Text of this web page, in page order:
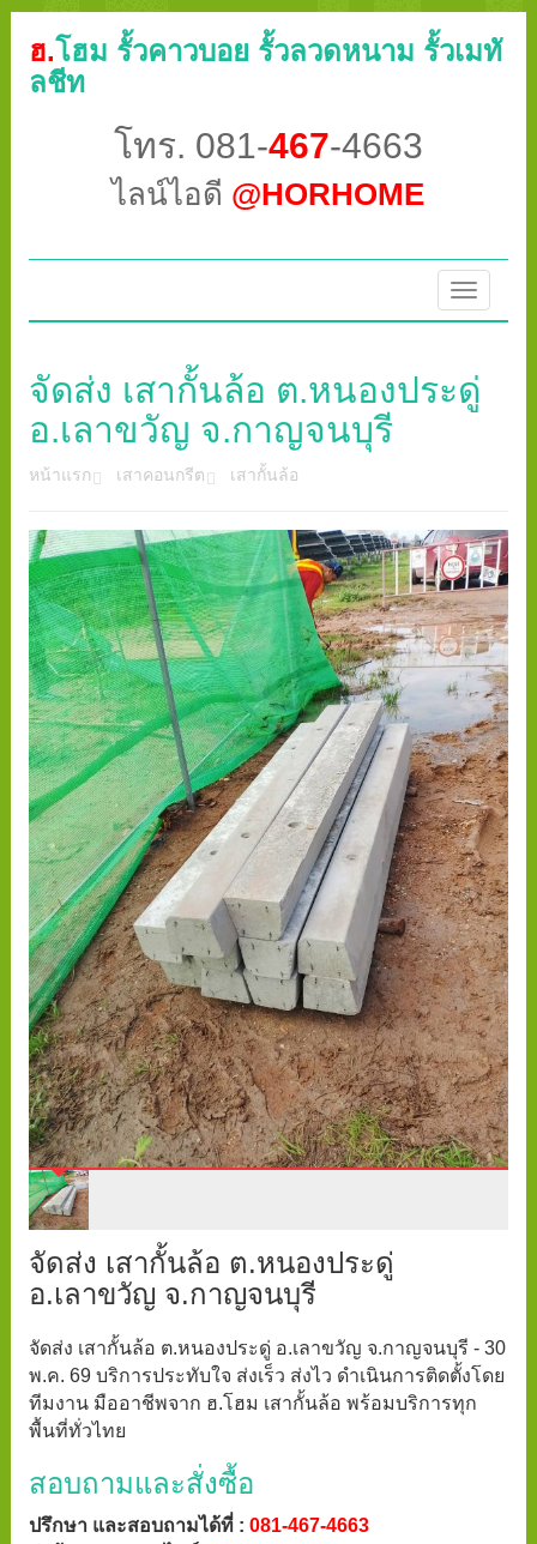
ฮ.โฮม รั้วคาวบอย รั้วลวดหนาม รั้วเมทั
ลชีท
โทร. 081-467-4663
ไลน์ไอดี @HORHOME
Toggle
จัดส่ง เสากั้นล้อ ต.หนองประดู่
อ.เลาขวัญ จ.กาญจนบุรี
หน้าแรก เสาคอนกรีต เสากั้นล้อ
จัดส่ง เสากั้นล้อ ต.หนองประดู่
อ.เลาขวัญ จ.กาญจนบุรี
จัดส่ง เสากั้นล้อ ต.หนองประดู่ อ.เลาขวัญ จ.กาญจนบุรี - 30
พ.ค. 69 บริการประทับใจ ส่งเร็ว ส่งไว ดำเนินการติดตั้งโดย
ทีมงาน มืออาชีพจาก ฮ.โฮม เสากั้นล้อ พร้อมบริการทุก
พื้นที่ทั่วไทย
สอบถามและสั่งซื้อ
ปรึกษา และสอบถามได้ที่ : 081-467-4663